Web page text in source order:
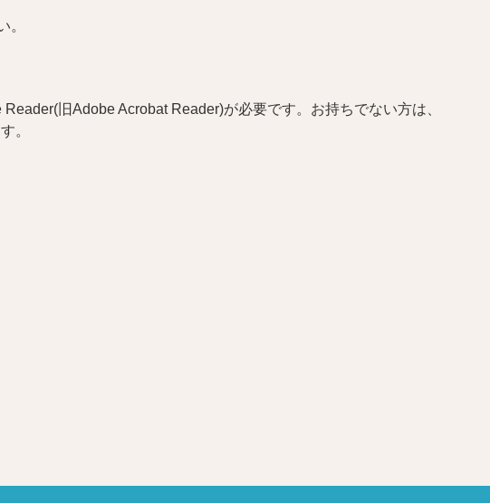
。
旧Adobe Acrobat Reader)が必要です。お持ちでない方は、
。